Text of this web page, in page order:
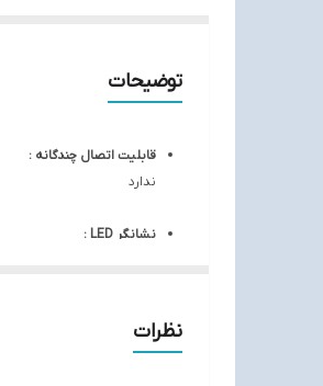
توضیحات
قابلیت اتصال چندگانه :
ندارد
نشانگر LED :
دارد/ IPX5
نظرات